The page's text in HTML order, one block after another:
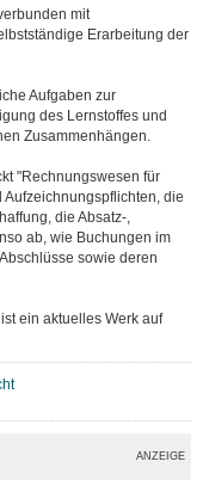
mit
Erarbeitung der
Aufgaben zur
des Lernstoffes und
Zusammenhängen.
"Rechnungswesen für
die
die Absatz-,
ab, wie Buchungen im
sowie deren
ein aktuelles Werk auf
ANZEIGE